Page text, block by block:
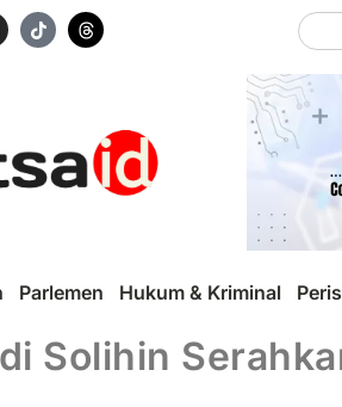
Parlemen Hukum & Kriminal
Solihin